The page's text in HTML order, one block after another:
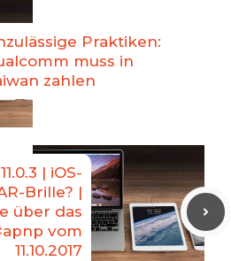
Praktiken:
muss in
zahlen
| iOS-
Brille? |
über das
vom
11.10.2017